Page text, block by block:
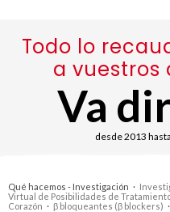
Todo lo
a vuestros
Va
desde 2013
Qué hacemos - Investigación ·
Virtual de Posibilidades de
Corazón · β bloqueantes (β blockers) ·